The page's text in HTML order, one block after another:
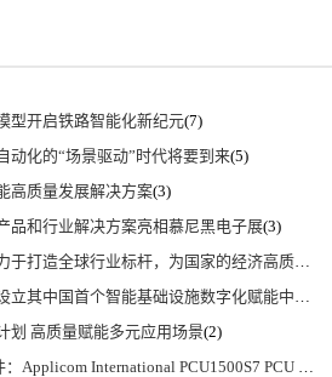
型开启铁路智能化新纪元(7)
动化的“场景驱动”时代将要到来(5)
高质量发展解决方案(3)
品和行业解决方案亮相慕尼黑电子展(3)
家的经济高质量发展贡献更大力量|上海电气集团党委书记、董事长吴磊来访
其中国首个智能基础设施数字化赋能中心
划 高质量赋能多元应用场景(2)
International PCU1500S7 PCU 1500 S7 V4.5.0